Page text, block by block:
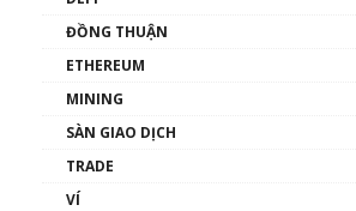
Phổ cập Blockchain
thống & Crypto qua các
ĐỒNG THUẬN
ETHEREUM
MINING
SÀN GIAO DỊCH
TRADE
VÍ